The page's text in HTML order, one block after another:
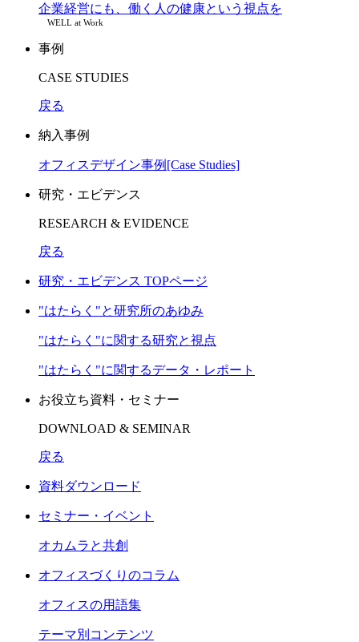
企業経営にも、働く人の健康という視点を
WELL at Work
事例
CASE STUDIES
戻る
納入事例
オフィスデザイン事例[Case Studies]
研究・エビデンス
RESEARCH & EVIDENCE
戻る
研究・エビデンス TOPページ
"はたらく"と研究所のあゆみ
"はたらく"に関する研究と視点
"はたらく"に関するデータ・レポート
お役立ち資料・セミナー
DOWNLOAD & SEMINAR
戻る
資料ダウンロード
セミナー・イベント
オカムラと共創
オフィスづくりのコラム
オフィスの用語集
テーマ別コンテンツ